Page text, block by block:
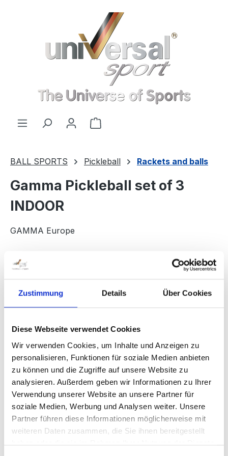
Zustimmung Details Über Cookies
Diese Webseite verwendet Cookies
Wir verwenden Cookies, um Inhalte und Anzeigen zu
personalisieren, Funktionen für soziale Medien anbieten
zu können und die Zugriffe auf unsere Website zu
analysieren. Außerdem geben wir Informationen zu Ihrer
Verwendung unserer Website an unsere Partner für
soziale Medien, Werbung und Analysen weiter. Unsere
Partner führen diese Informationen möglicherweise mit
weiteren Daten zusammen, die Sie ihnen bereitgestellt
haben oder die sie im Rahmen Ihrer Nutzung der Dienste
Shopping cart contains 0
BALL SPORTS Pickleball Rackets and balls
Gamma Pickleball set of 3
INDOOR
GAMMA Europe
Skip image gallery
Regular price:
€7.90
Prices incl. VAT plus shipping costs
Available, delivery time: 1-3 days